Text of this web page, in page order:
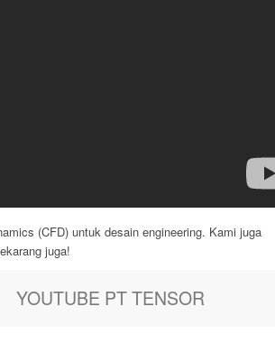
(CFD) untuk desain engineering. Kami juga
juga!
YOUTUBE PT TENSOR